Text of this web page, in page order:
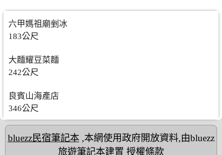
六甲媽祖廟剉冰
183公尺
大麵耀豆菜麵
242公尺
良賓山海產店
346公尺
bluezz民宿筆記本,本網使用政府開放資料,由bluezz
旅遊筆記本建置 授權條款